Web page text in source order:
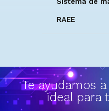
RAEE
Te ayudamos
ideal para